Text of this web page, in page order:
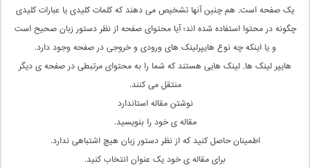
یک صفحه است, هم چنین آنها تشخیص می دهند که کلمات کلیدی یا عبارات کلیدی
چگونه در محتوا استفاده شده اند؛ آیا محتوای صفحه از نظر دستور زبان صحیح است
و یا اینکه چه نوع هایپرلینک های ورودی و خروجی در صفحه وجود دارد.
هایپر لینک ها, لینک هایی هستند که شما را به محتوای مرتبطی در صفحه ی دیگر
منتقل می کنند.
نوشتن مقاله استاندارد
مقاله ی خود را بنویسید.
اطمینان حاصل کنید که از نظر دستور زبان هیچ اشتباهی ندارد.
برای مقاله ی خود یک عنوان انتخاب کنید.